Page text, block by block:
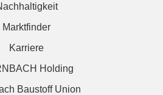
Marktfinder
Karriere
Holding
Baustoff Union